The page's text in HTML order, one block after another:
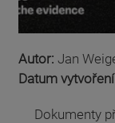
Autor: Jan
Datum
Dokumenty